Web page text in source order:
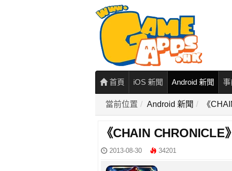
首頁 iOS 新聞 Android 新聞 事
當前位置 Android 新聞 《
《CHAIN CHRONICLE
2013-08-30 34201